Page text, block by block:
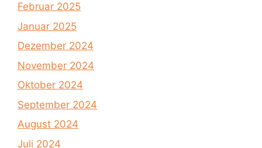
Februar 2025
Januar 2025
Dezember 2024
November 2024
Oktober 2024
September 2024
August 2024
Juli 2024